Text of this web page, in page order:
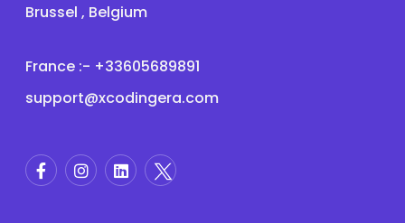
Brussel , Belgium
France :- +33605689891
support@xcodingera.com